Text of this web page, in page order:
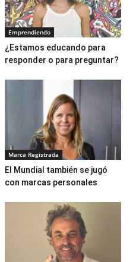
Emprendiendo
¿Estamos educando para
responder o para preguntar?
Marca Registrada
El Mundial también se jugó
con marcas personales